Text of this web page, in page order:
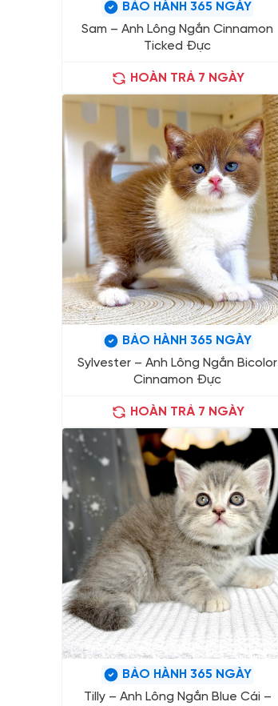
BẢO HÀNH 365 NGÀY
Sam – Anh Lông Ngắn Cinnamon
Ticked Đực
HOÀN TRẢ 7 NGÀY
BẢO HÀNH 365 NGÀY
Sylvester – Anh Lông Ngắn Bicolor
Cinnamon Đực
HOÀN TRẢ 7 NGÀY
BẢO HÀNH 365 NGÀY
Tilly – Anh Lông Ngắn Blue Cái –